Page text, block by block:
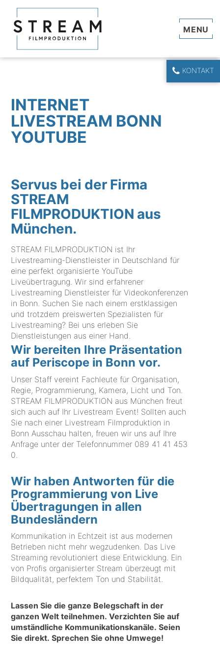
KONTAKT
INTERNET
LIVESTREAM BONN
YOUTUBE
Servus bei der Firma
STREAM
FILMPRODUKTION aus
München.
STREAM FILMPRODUKTION ist Ihr
Livestreaming-Dienstleister in Deutschland für
eine perfekt organisierte YouTube
Liveübertragung. Wir sind erfahrener
Livestreaming Dienstleister für Videokonferenzen
in Bonn. Suchen Sie nach einem erstklassigen
und trotzdem preiswerten Spezialisten für
Livestreaming? Bei uns erleben Sie
Dienstleistungen aus einer Hand.
Wir bereiten Ihre Präsentation
auf Periscope in Bonn vor.
Unser Staff vereint Fachleute für Organisation,
Regie, Programmierung, Kamera, Licht und Ton.
STREAM FILMPRODUKTION aus München freut
sich auch auf Ihr Livestream Event! Sollten auch
Sie nach einer Livestream Filmproduktion in
Bonn Ausschau halten, freuen wir uns auf Ihre
Anfrage unter der Telefonnummer 089 41 41 453
0
Wir haben Antworten für die
Programmierung von Live
Übertragungen in allen
Bundesländern
Kommunikation in Echtzeit ist aus modernen
Betrieben nicht mehr wegzudenken. Das Live
Streaming revolutioniert diese Entwicklung. Ein
von Profis organisierter Stream überzeugt mit
Bildqualität, perfektem Ton und Stabilität.
Lassen Sie die ganze Belegschaft in der
ganzen Welt teilnehmen. Verzichten Sie auf
umständliche Kommunikationskanäle. Seien
Sie direkt. Sprechen Sie ohne Umwege!